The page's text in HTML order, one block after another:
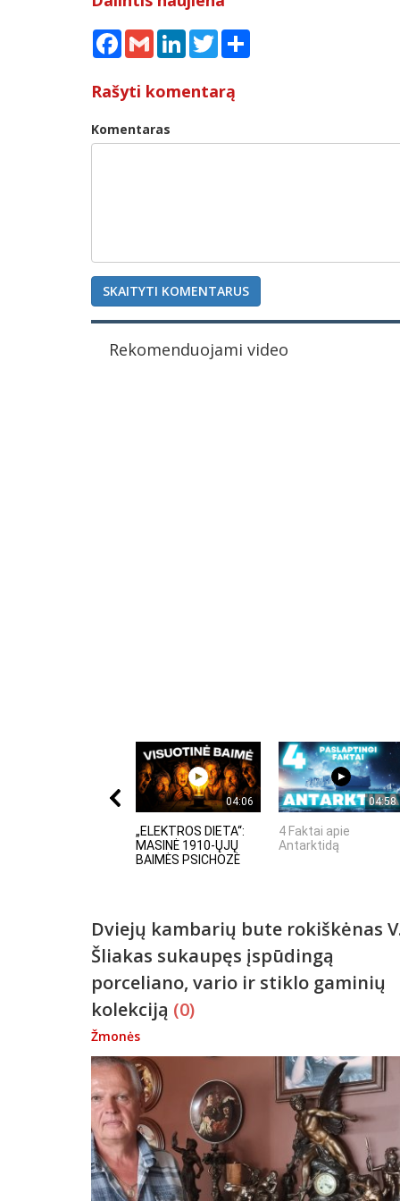
FacebookGmail LinkedInTwitter
Rašyti komentarą
Komentaras
SKAITYTI KOMENTARUS
Rekomenduojami video
04:06
„ELEKTROS DIETA“:
MASINĖ 1910-ŲJŲ
BAIMĖS PSICHOZĖ
04:58
4 Faktai apie
Antarktidą
Dviejų kambarių bute rokiškėnas
Šliakas sukaupęs įspūdingą
porceliano, vario ir stiklo gaminių
kolekciją (0)
Žmonės